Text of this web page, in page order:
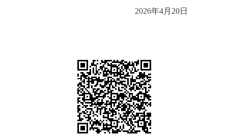
2026年4月20日